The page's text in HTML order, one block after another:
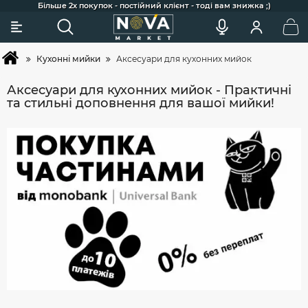
Сковорідки для індукції, гриля та щоденного готування
Більше 2х покупок - постійний клієнт - тоді вам знижка ;)
Акції та додаткові знижки для постійних клієнтів
Найкраща професійна косметика для догляду
Широкий вибір товарів та зручний підбір
Швидка доставка по Україні
Покупка товарів в кредит
Кухонні мийки Аксесуари для кухонних мийок
Аксесуари для кухонних мийок - Практичні
та стильні доповнення для вашої мийки!